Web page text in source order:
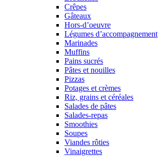
Crêpes
Gâteaux
Hors-d’oeuvre
Légumes d’accompagnement
Marinades
Muffins
Pains sucrés
Pâtes et nouilles
Pizzas
Potages et crèmes
Riz, grains et céréales
Salades de pâtes
Salades-repas
Smoothies
Soupes
Viandes rôties
Vinaigrettes